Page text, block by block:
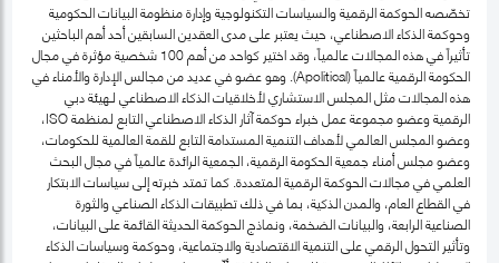
تخصّصه الحوكمة الرقمية والسياسات التكنولوجية وإدارة منظومة البيانات الحكومية
وحوكمة الذكاء الاصطناعي، حيث يعتبر على مدى العقدين السابقين أحد أهم الباحثين
تأثيراً في هذه المجالات عالمياً، وقد اختير كواحد من أهم 100 شخصية مؤثرة في مجال
الحكومة الرقمية عالمياً (Apolitical). وهو عضو في عديد من مجالس الإدارة والأمناء في
هذه المجالات مثل المجلس الاستشاري لأخلاقيات الذكاء الاصطناعي لـهيئة دبي
الرقمية وعضو مجموعة عمل خبراء حوكمة آثار الذكاء الاصطناعي التابع لمنظمة ISO،
وعضو المجلس العالمي لأهداف التنمية المستدامة التابع للقمة العالمية للحكومات،
وعضو مجلس أمناء جمعية الحكومة الرقمية، الجمعية الرائدة عالمياً في مجال البحث
العلمي في مجالات الحوكمة الرقمية المتعددة. كما تمتد خبرته إلى سياسات الابتكار
في القطاع العام، والمدن الذكية، بما في ذلك تطبيقات الذكاء الصناعي والثورة
الصناعية الرابعة، والبيانات الضخمة، ونماذج الحوكمة الحديثة القائمة على البيانات،
وتأثير التحول الرقمي على التنمية الاقتصادية والاجتماعية، وحوكمة وسياسات الذكاء